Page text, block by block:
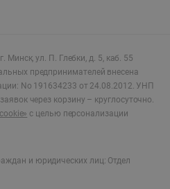
Минск, ул. П. Глебки, д. 5, каб. 55
предпринимателей внесена
No 191634233 от 24.08.2012. УНП
через корзину – круглосуточно.
с целью персонализации
и юридических лиц: Отдел